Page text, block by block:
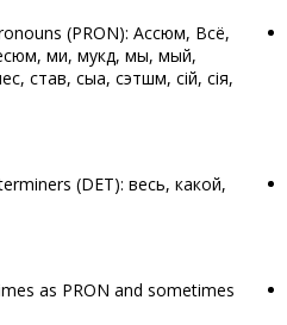
(PRON): Ассюм, Всё,
ми, мукӧд, мы, мый,
став, сыа, сэтшӧм, сійӧ, сія,
(DET): весь, какой,
as PRON and sometimes